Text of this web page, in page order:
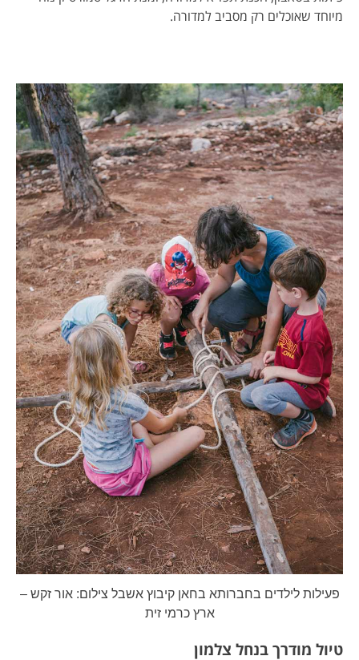
מיוחד שאוכלים רק מסביב למדורה.
פעילות לילדים בחברותא בחאן קיבוץ אשבל צילום: אור זקש –
ארץ כרמי זית
טיול מודרך בנחל צלמון